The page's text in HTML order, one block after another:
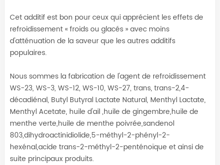
Cet additif est bon pour ceux qui apprécient les effets de
refroidissement « froids ou glacés » avec moins
d'atténuation de la saveur que les autres additifs
populaires.
Nous sommes la fabrication de l'agent de refroidissement
WS-23, WS-3, WS-12, WS-10, WS-27, trans, trans-2,4-
décadiénal, Butyl Butyral Lactate Natural, Menthyl Lactate,
Menthyl Acetate, huile d'ail ,huile de gingembre,huile de
menthe verte,huile de menthe poivrée,sandenol
803,dihydroactinidiolide,5-méthyl-2-phényl-2-
hexénal,acide trans-2-méthyl-2-penténoïque et ainsi de
suite principaux produits.